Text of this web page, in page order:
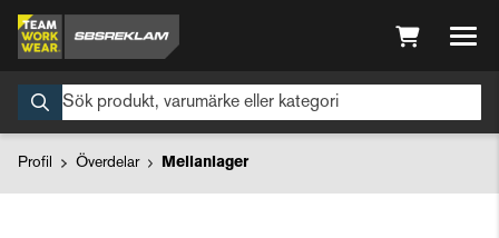
Profil Överdelar Mellanlager